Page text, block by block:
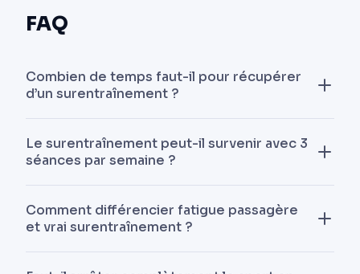
FAQ
Combien de temps faut-il pour récupérer
d’un surentraînement ?
mois pour un vrai syndrome de surentraînement
chronique. La majorité des cas se résolvent en 4 à
sérieux.
Le surentraînement peut-il survenir avec 3
séances par semaine ?
insuffisant ou la nutrition inadaptée. Ce n’est pas
Comment différencier fatigue passagère
et vrai surentraînement ?